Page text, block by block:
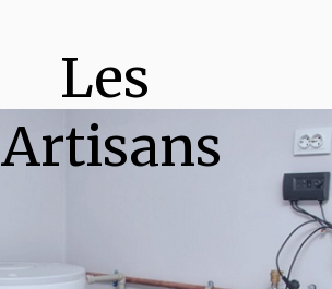
Les
Artisans